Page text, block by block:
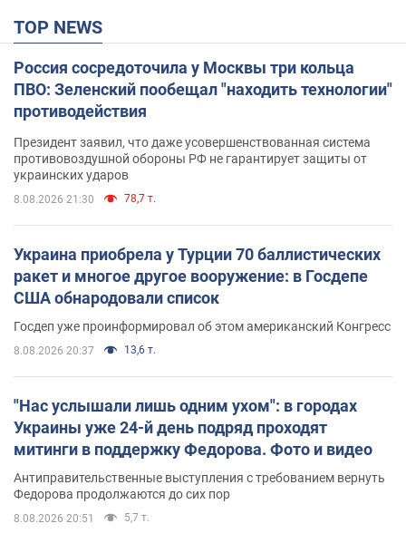
TOP NEWS
Россия сосредоточила у Москвы три кольца
ПВО: Зеленский пообещал "находить технологии"
противодействия
Президент заявил, что даже усовершенствованная система
противовоздушной обороны РФ не гарантирует защиты от
украинских ударов
8.08.2026 21:30 78,7 т.
Украина приобрела у Турции 70 баллистических
ракет и многое другое вооружение: в Госдепе
США обнародовали список
Госдеп уже проинформировал об этом американский Конгресс
8.08.2026 20:37 13,6 т.
"Нас услышали лишь одним ухом": в городах
Украины уже 24-й день подряд проходят
митинги в поддержку Федорова. Фото и видео
Антиправительственные выступления с требованием вернуть
Федорова продолжаются до сих пор
8.08.2026 20:51 5,7 т.